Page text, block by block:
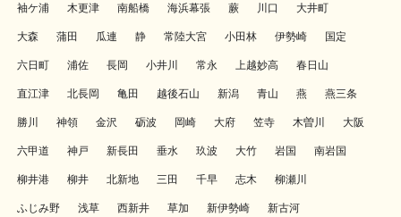
袖ケ浦 木更津 南船橋 海浜幕張 蕨 川口 大井町
大森 蒲田 瓜連 静 常陸大宮 小田林 伊勢崎 国定
六日町 浦佐 長岡 小井川 常永 上越妙高 春日山
直江津 北長岡 亀田 越後石山 新潟 青山 燕 燕三条
勝川 神領 金沢 砺波 岡崎 大府 笠寺 木曽川 大阪
六甲道 神戸 新長田 垂水 玖波 大竹 岩国 南岩国
柳井港 柳井 北新地 三田 千早 志木 柳瀬川
ふじみ野 浅草 西新井 草加 新伊勢崎 新古河